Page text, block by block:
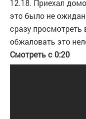
12.18. Приехал
это было не
сразу
обжаловать это
Смотреть с 0:20